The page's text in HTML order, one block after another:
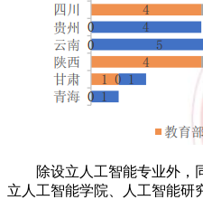
除设立人工智能专业外，
立人工智能学院、人工智能研